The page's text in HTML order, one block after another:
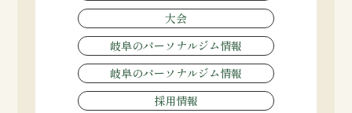
大会
岐阜のパーソナルジム情報
岐阜のパーソナルジム情報
採用情報